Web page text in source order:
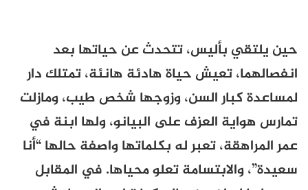
حين يلتقي بأليس، تتحدث عن حياتها بعد
انفصالهما، تعيش حياة هادئة هانئة، تمتلك دار
لمساعدة كبار السن، وزوجها شخص طيب، ومازلت
تمارس هواية العزف على البيانو، ولها ابنة في
عمر المراهقة، تعبر له بكلماتها واصفة حالها “أنا
سعيدة”، والابتسامة تعلو محياها. في المقابل